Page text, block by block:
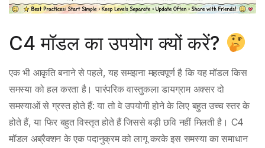
C4 मॉडल का उपयोग क्यों करें?
एक भी आकृति बनाने से पहले, यह समझना महत्वपूर्ण है कि यह मॉडल किस
समस्या को हल करता है। पारंपरिक वास्तुकला डायग्राम अक्सर दो
समस्याओं से ग्रस्त होते हैं: या तो वे उपयोगी होने के लिए बहुत उच्च स्तर के
होते हैं, या फिर बहुत विस्तृत होते हैं जिससे बड़ी छवि नहीं मिलती है। C4
मॉडल अब्रैक्शन के एक पदानुक्रम को लागू करके इस समस्या का समाधान